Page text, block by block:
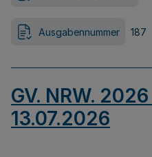
Ausgabennummer 187
GV. NRW.
13.07.2026